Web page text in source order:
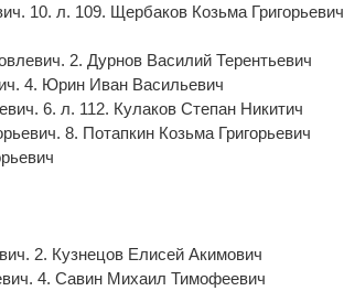
10. л. 109. Щербаков Козьма Григорьевич
2. Дурнов Василий Терентьевич
4. Юрин Иван Васильевич
6. л. 112. Кулаков Степан Никитич
8. Потапкин Козьма Григорьевич
2. Кузнецов Елисей Акимович
4. Савин Михаил Тимофеевич